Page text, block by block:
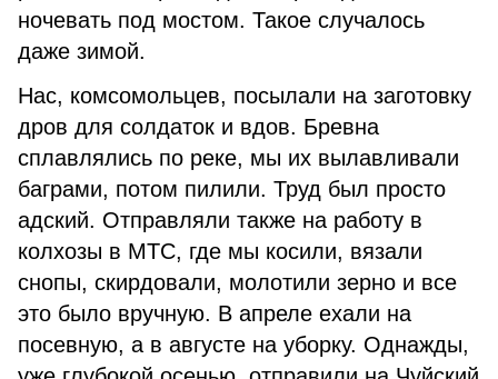
ночевать под мостом. Такое случалось
даже зимой.
Нас, комсомольцев, посылали на заготовку
дров для солдаток и вдов. Бревна
сплавлялись по реке, мы их вылавливали
баграми, потом пилили. Труд был просто
адский. Отправляли также на работу в
колхозы в МТС, где мы косили, вязали
снопы, скирдовали, молотили зерно и все
это было вручную. В апреле ехали на
посевную, а в августе на уборку. Однажды,